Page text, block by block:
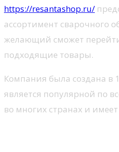
https://resantashop.ru/
ассортимент сварочного
желающий сможет
подходящие товары.
Компания была создана в
является популярной по
во многих странах и